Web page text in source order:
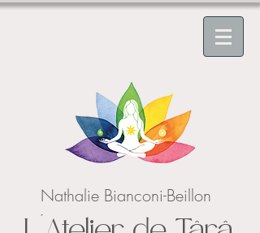
Nathalie Bianconi-Beillon